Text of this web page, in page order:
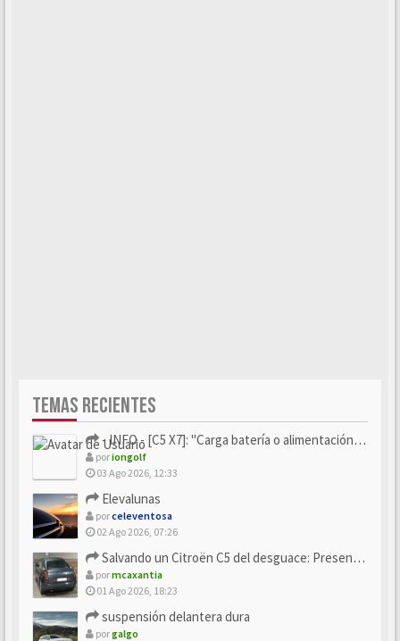
TEMAS RECIENTES
- INFO - [C5 X7]: "Carga batería o alimentación eléctri...
poriongolf
03 Ago 2026, 12:33
Elevalunas
porceleventosa
02 Ago 2026, 07:26
Salvando un Citroën C5 del desguace: Presentación y seguimiento
pormcaxantia
01 Ago 2026, 18:23
suspensión delantera dura
porgalgo